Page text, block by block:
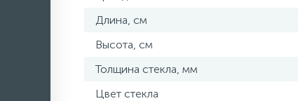
Длина, см
Высота, см
Толщина стекла, мм
Цвет стекла